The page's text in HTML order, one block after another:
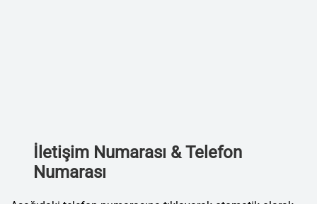
İletişim Numarası & Telefon
Numarası